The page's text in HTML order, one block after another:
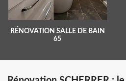
RÉNOVATION SALLE DE BAIN
65